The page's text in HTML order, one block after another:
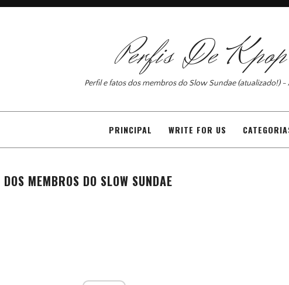
Perfis De Kpop
Perfil e fatos dos membros do Slow Sundae (atualizado!)
PRINCIPAL WRITE FOR US
MEMBROS DO SLOW SUNDAE